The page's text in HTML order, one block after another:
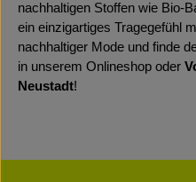
nachhaltigen Stoffen wie Bio-
ein einzigartiges Tragegefühl
nachhaltiger Mode und finde
in unserem Onlineshop oder
Neustadt!